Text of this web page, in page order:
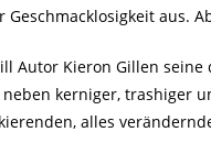
aus.
Autor Kieron Gillen
kerniger, trashiger
alles